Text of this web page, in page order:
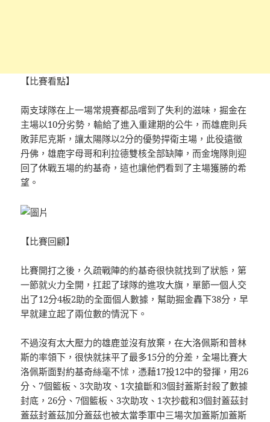
【比賽看點】
兩支球隊在上一場常規賽都品嚐到了失利的滋味，掘金在
主場以10分劣勢，輸給了進入重建期的公牛，而雄鹿則兵
敗菲尼克斯，讓太陽隊以2分的優勢捍衛主場，此役遠徵
丹佛，雄鹿字母哥和利拉德雙核全部缺陣，而金塊隊則迎
回了休戰五場的約基奇，這也讓他們看到了主場獲勝的希
望。
【比賽回顧】
比賽開打之後，久疏戰陣的約基奇很快就找到了狀態，第
一節就火力全開，扛起了球隊的進攻大旗，單節一個人交
出了12分4板2助的全面個人數據，幫助掘金轟下38分，早
早就建立起了兩位數的情況下。
不過沒有太大壓力的雄鹿並沒有放棄，在大洛佩斯和普林
斯的率領下，很快就抹平了最多15分的分差，全場比賽大
洛佩斯面對約基奇絲毫不怵，憑藉17投12中的發揮，用26
分、7個籃板、3次助攻、1次搶斷和3個封蓋斯封殺了數據
封底，26分、7個籃板、3次助攻、1次抄截和3個封蓋茲封
蓋茲封蓋茲加分蓋茲也被太當季軍中三場次加蓋斯加蓋斯